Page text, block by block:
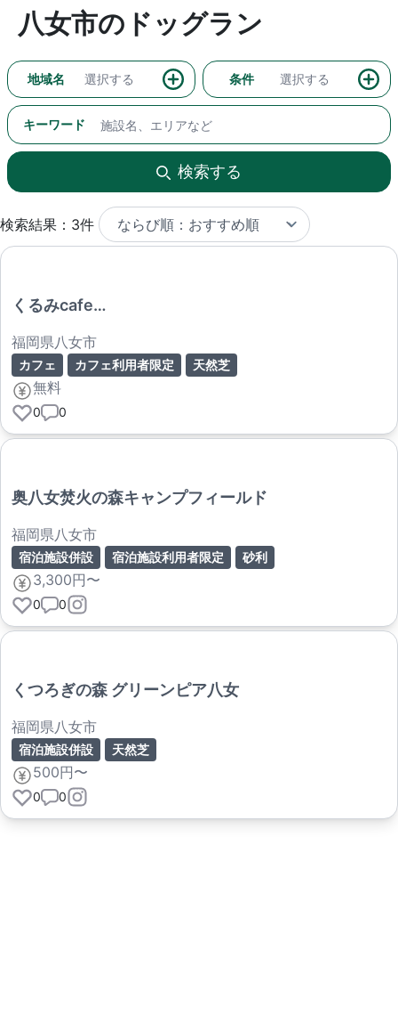
八女市のドッグラン
地域名 選択する 条件 選択する
キーワード
検索する
検索結果：3件
くるみcafe…
福岡県八女市
カフェ カフェ利用者限定 天然芝
無料
0 0
奥八女焚火の森キャンプフィールド
福岡県八女市
宿泊施設併設 宿泊施設利用者限定 砂利
3,300円〜
0 0
くつろぎの森 グリーンピア八女
福岡県八女市
宿泊施設併設 天然芝
500円〜
0 0